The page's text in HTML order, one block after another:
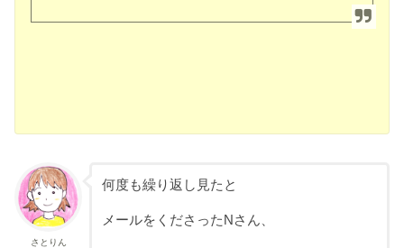
さとりん
何度も繰り返し見たと
メールをくださったNさん、